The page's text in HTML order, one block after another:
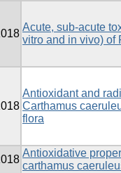
Acute, sub-acute
vitro and in vivo) of
Antioxidant and
Carthamus
flora
Antioxidative
carthamus